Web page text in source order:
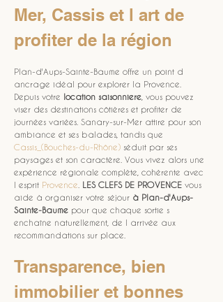
Mer, Cassis et l art de
profiter de la région
Plan-d'Aups-Sainte-Baume offre un point d
ancrage idéal pour explorer la Provence.
Depuis votre location saisonniere , vous pouvez
viser des destinations côtières et profiter de
journées variées. Sanary-sur-Mer attire pour son
ambiance et ses balades, tandis que
Cassis_(Bouches-du-Rhône) séduit par ses
paysages et son caractère. Vous vivez alors une
expérience régionale complète, cohérente avec
l esprit Provence LES CLEFS DE PROVENCE vous
aide à organiser votre séjour à Plan-d'Aups-
Sainte-Baume pour que chaque sortie s
enchaîne naturellement, de l arrivée aux
recommandations sur place.
Transparence, bien
immobilier et bonnes